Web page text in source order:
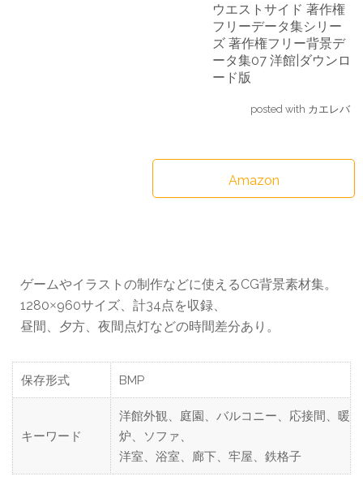
ウエストサイド 著作権
フリーデータ集シリー
ズ 著作権フリー背景デ
ータ集07 洋館|ダウンロ
ード版
posted with カエレバ
Amazon
ゲームやイラストの制作などに使えるCG背景素材集。
1280×960サイズ、計34点を収録、
昼間、夕方、夜間点灯などの時間差分あり。
保存形式 BMP
キーワード
洋館外観、庭園、バルコニー、応接間、暖
炉、ソファ、
洋室、浴室、廊下、牢屋、鉄格子